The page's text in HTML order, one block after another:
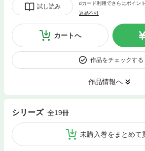
試し読み
dカード利用でさらにポイン
返品不可
カートへ
作品をチェックする
作品情報へ
シリーズ 全19冊
未購入巻をまとめて